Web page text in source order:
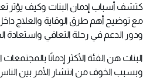
كتشف أسباب إدمان البنات وكيف يؤثر
مع توضيح أهم طرق الوقاية والعلاج
ودور الدعم في رحلة التعافي واستعادة
البنات هن الفئة الأكثر إدمانًا
وبسبب الخوف من انتشار الأمر بين